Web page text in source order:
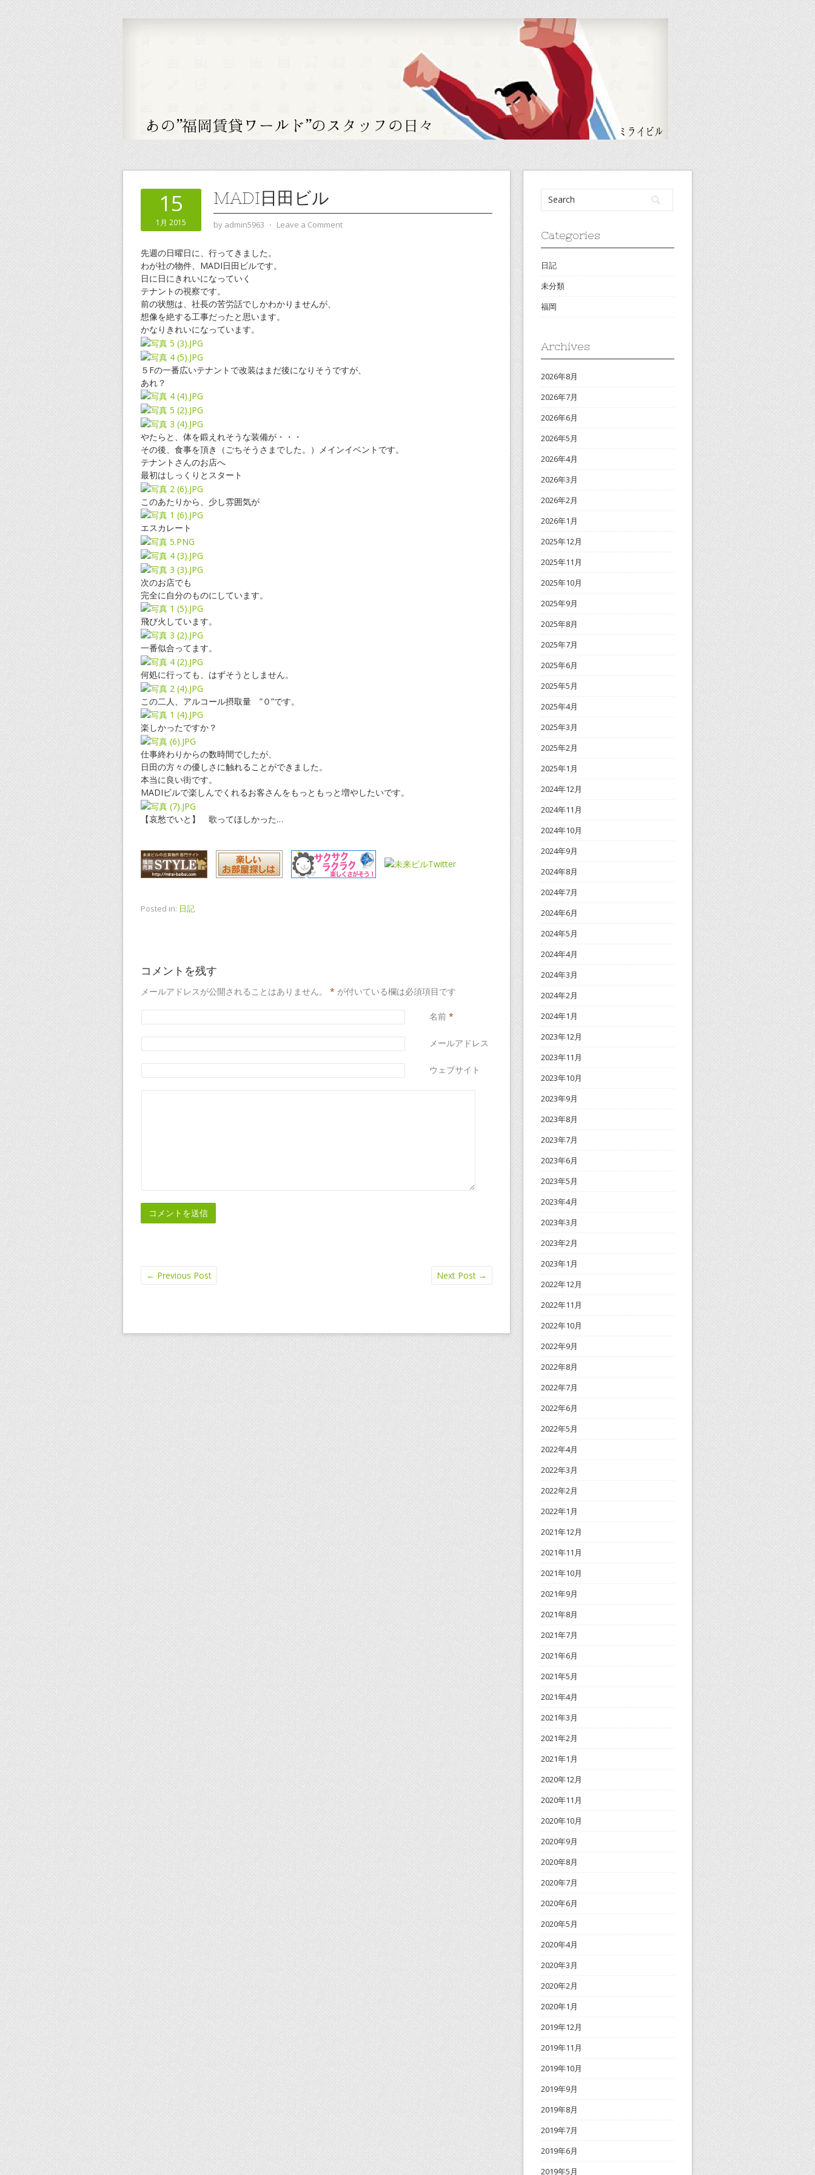
15
1月 2015
MADI日田ビル
by admin5963 ⋅ Leave a Comment
先週の日曜日に、行ってきました。
わが社の物件、MADI日田ビルです。
日に日にきれいになっていく
テナントの視察です。
前の状態は、社長の苦労話でしかわかりませんが、
想像を絶する工事だったと思います。
かなりきれいになっています。
５Fの一番広いテナントで改装はまだ後になりそうですが、
あれ？
やたらと、体を鍛えれそうな装備が・・・
その後、食事を頂き（ごちそうさまでした。）メインイベントです。
テナントさんのお店へ
最初はしっくりとスタート
このあたりから、少し雰囲気が
エスカレート
次のお店でも
完全に自分のものにしています。
飛び火しています。
一番似合ってます。
何処に行っても、はずそうとしません。
この二人、アルコール摂取量 ”０”です。
楽しかったですか？
仕事終わりからの数時間でしたが、
日田の方々の優しさに触れることができました。
本当に良い街です。
MADIビルで楽しんでくれるお客さんをもっともっと増やしたいです。
【哀愁でいと】 歌ってほしかった…
Posted in: 日記
コメントを残す
メールアドレスが公開されることはありません。 * が付いている欄は必須項目です
名前 *
メールアドレス
ウェブサイト
← Previous Post Next Post →
Categories
日記
未分類
福岡
Archives
2026年8月
2026年7月
2026年6月
2026年5月
2026年4月
2026年3月
2026年2月
2026年1月
2025年12月
2025年11月
2025年10月
2025年9月
2025年8月
2025年7月
2025年6月
2025年5月
2025年4月
2025年3月
2025年2月
2025年1月
2024年12月
2024年11月
2024年10月
2024年9月
2024年8月
2024年7月
2024年6月
2024年5月
2024年4月
2024年3月
2024年2月
2024年1月
2023年12月
2023年11月
2023年10月
2023年9月
2023年8月
2023年7月
2023年6月
2023年5月
2023年4月
2023年3月
2023年2月
2023年1月
2022年12月
2022年11月
2022年10月
2022年9月
2022年8月
2022年7月
2022年6月
2022年5月
2022年4月
2022年3月
2022年2月
2022年1月
2021年12月
2021年11月
2021年10月
2021年9月
2021年8月
2021年7月
2021年6月
2021年5月
2021年4月
2021年3月
2021年2月
2021年1月
2020年12月
2020年11月
2020年10月
2020年9月
2020年8月
2020年7月
2020年6月
2020年5月
2020年4月
2020年3月
2020年2月
2020年1月
2019年12月
2019年11月
2019年10月
2019年9月
2019年8月
2019年7月
2019年6月
2019年5月